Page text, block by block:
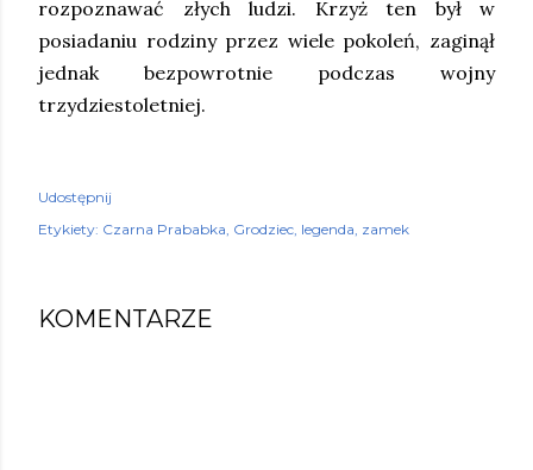
rozpoznawać złych ludzi. Krzyż ten był w
posiadaniu rodziny przez wiele pokoleń, zaginął
jednak bezpowrotnie podczas wojny
trzydziestoletniej.
Udostępnij
Etykiety: Czarna Prababka Grodziec legenda zamek
KOMENTARZE